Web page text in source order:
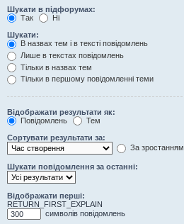
Шукати в підфорумах:
Так
Ні
Шукати:
В назвах тем і в тексті повідомлень
Лише в текстах повідомлень
Тільки в назвах тем
Тільки в першому повідомленні теми
Відображати результати як:
Повідомлень
Тем
Сортувати результати за:
За зростанням
Шукати повідомлення за останні:
Відображати перші:
RETURN_FIRST_EXPLAIN
символів повідомлень